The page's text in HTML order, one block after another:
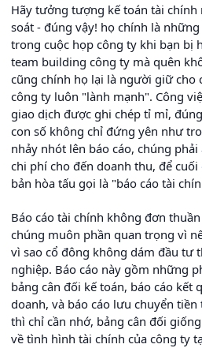
Hãy tưởng tượng kế toán tài
soát - đúng vậy! họ chính là
trong cuộc họp công ty khi bạn bị
team building công ty mà quên
cũng chính họ lại là người giữ cho
công ty luôn "lành mạnh". Công
giao dịch được ghi chép tỉ mỉ,
con số không chỉ đứng yên như
nhảy nhót lên báo cáo, chúng
chi phí cho đến doanh thu, để
bản hòa tấu gọi là "báo cáo tài
Báo cáo tài chính không đơn
chúng muôn phần quan trọng vì
vì sao cổ đông không dám đầu tư
nghiệp. Báo cáo này gồm những
bảng cân đối kế toán, báo cáo kết
doanh, và báo cáo lưu chuyển
thì chỉ cần nhớ, bảng cân đối
về tình hình tài chính của công ty